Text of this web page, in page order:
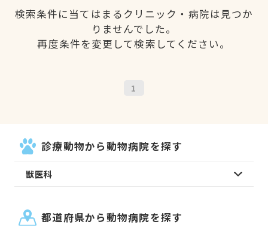
検索条件に当てはまるクリニック・病院は見つか
りませんでした。
再度条件を変更して検索してください。
1
診療動物から動物病院を探す
獣医科
都道府県から動物病院を探す